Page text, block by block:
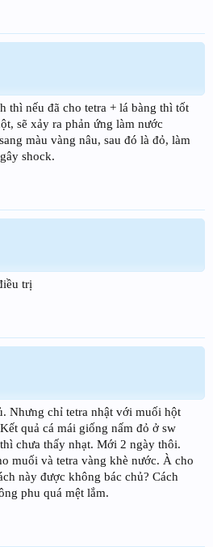
thì nếu đã cho tetra + lá bàng thì tốt
sẽ xảy ra phản ứng làm nước
màu vàng nâu, sau đó là đỏ, làm
shock.
trị
Nhưng chỉ tetra nhật với muối hột
quả cá mái giống nấm đỏ ở sw
chưa thấy nhạt. Mới 2 ngày thôi.
muối và tetra vàng khè nước. À cho
này được không bác chủ? Cách
phu quá mệt lắm.